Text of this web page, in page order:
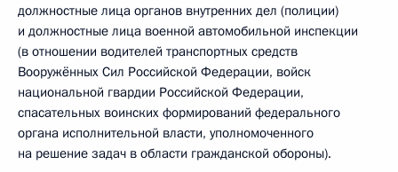
должностные лица органов внутренних дел (полиции)
и должностные лица военной автомобильной инспекции
(в отношении водителей транспортных средств
Вооружённых Сил Российской Федерации, войск
национальной гвардии Российской Федерации,
спасательных воинских формирований федерального
органа исполнительной власти, уполномоченного
на решение задач в области гражданской обороны).